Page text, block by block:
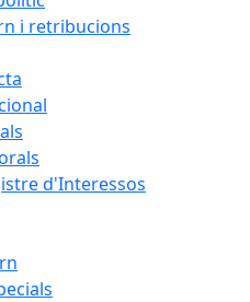
i retribucions
d'Interessos